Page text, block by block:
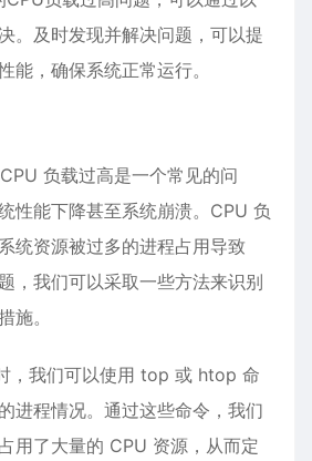
。及时发现并解决问题，可以提
能，确保系统正常运行。
负载过高是一个常见的问
性能下降甚至系统崩溃。CPU 负
统资源被过多的进程占用导致
，我们可以采取一些方法来识别
施。
，我们可以使用 top 或 htop 命
进程情况。通过这些命令，我们
用了大量的 CPU 资源，从而定